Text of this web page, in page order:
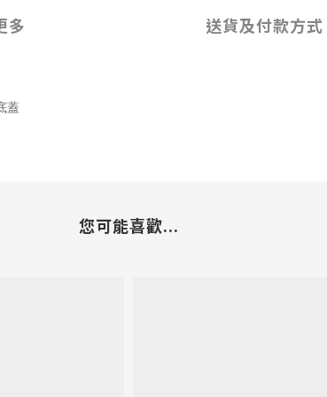
多 送貨及付款方式
蓋
您可能喜歡...